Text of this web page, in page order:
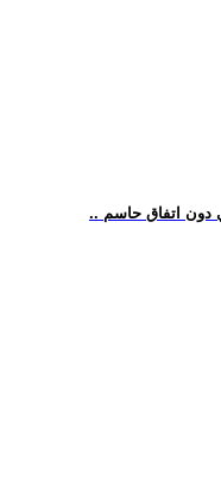
دون اتفاق حاسم